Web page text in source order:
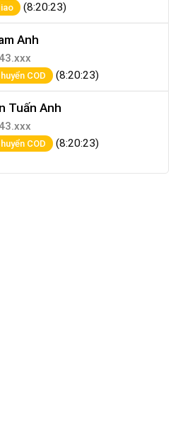
(8:20:23)
Anh
COD (8:20:23)
Tuấn Anh
COD (8:20:23)